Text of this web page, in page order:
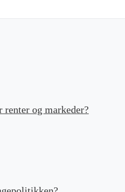
og markeder?